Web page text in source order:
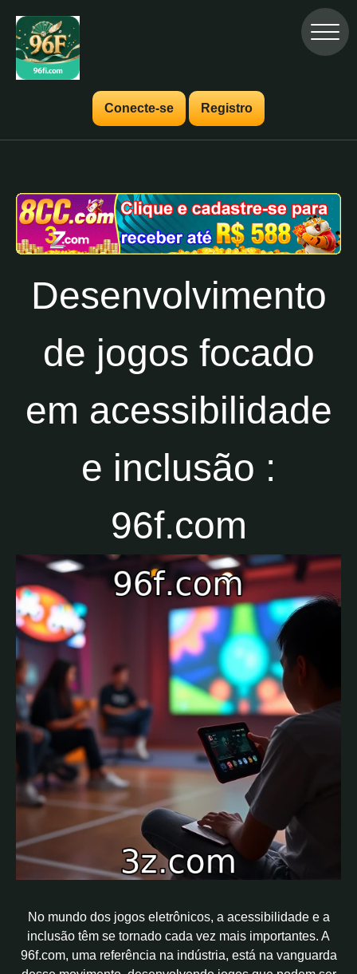
Conecte-se Registro
Desenvolvimento
de jogos focado
em acessibilidade
e inclusão :
96f.com
No mundo dos jogos eletrônicos, a acessibilidade e a
inclusão têm se tornado cada vez mais importantes. A
96f.com, uma referência na indústria, está na vanguarda